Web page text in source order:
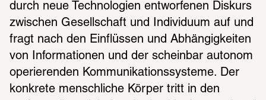
durch neue Technologien entworfenen Diskurs
zwischen Gesellschaft und Individuum auf und
fragt nach den Einflüssen und Abhängigkeiten
von Informationen und der scheinbar autonom
operierenden Kommunikationssysteme. Der
konkrete menschliche Körper tritt in den